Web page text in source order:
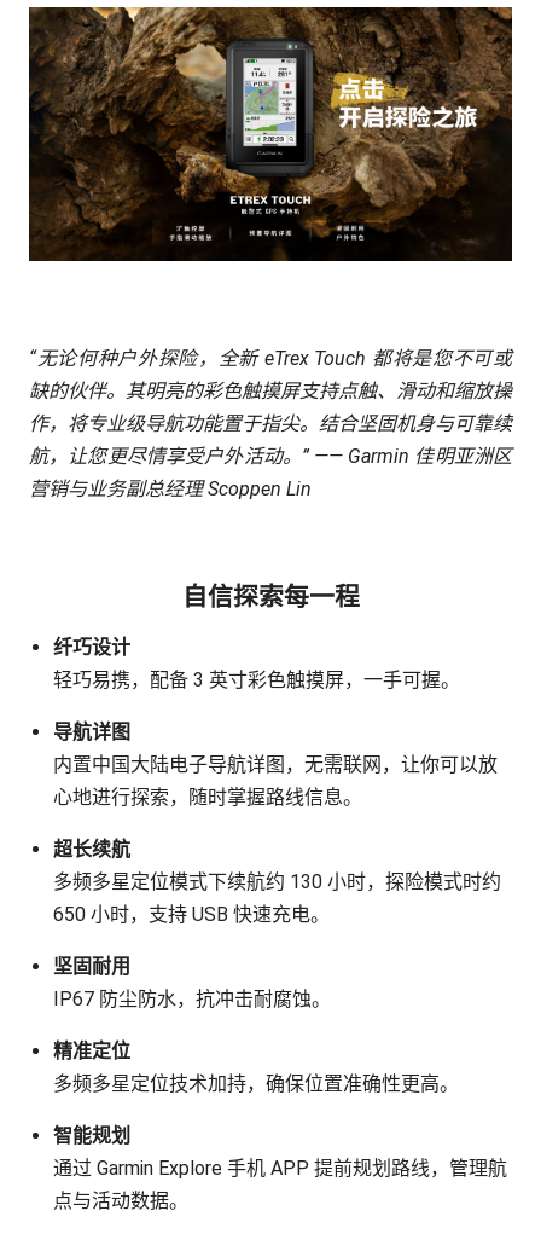
“无论何种户外探险，全新 eTrex Touch 都将是您不可或
缺的伙伴。其明亮的彩色触摸屏支持点触、滑动和缩放操
作，将专业级导航功能置于指尖。结合坚固机身与可靠续
航，让您更尽情享受户外活动。” —— Garmin 佳明亚洲区
营销与业务副总经理 Scoppen Lin
自信探索每一程
纤巧设计
轻巧易携，配备 3 英寸彩色触摸屏，一手可握。
导航详图
内置中国大陆电子导航详图，无需联网，让你可以放
心地进行探索，随时掌握路线信息。
超长续航
多频多星定位模式下续航约 130 小时，探险模式时约
650 小时，支持 USB 快速充电。
坚固耐用
IP67 防尘防水，抗冲击耐腐蚀。
精准定位
多频多星定位技术加持，确保位置准确性更高。
智能规划
通过 Garmin Explore 手机 APP 提前规划路线，管理航
点与活动数据。